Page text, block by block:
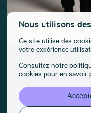
Nous utilisons
Ce site utilise des
votre expérience
Consultez notre
cookies pour en savoir
DÉTAILS
Contact
FAQ
Confidentialité
Cookies